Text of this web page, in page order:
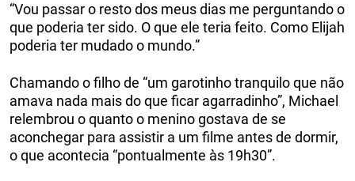
“Vou passar o resto dos meus dias me perguntando o
que poderia ter sido. O que ele teria feito. Como Elijah
poderia ter mudado o mundo.”
Chamando o filho de “um garotinho tranquilo que não
amava nada mais do que ficar agarradinho”, Michael
relembrou o quanto o menino gostava de se
aconchegar para assistir a um filme antes de dormir,
o que acontecia “pontualmente às 19h30”.